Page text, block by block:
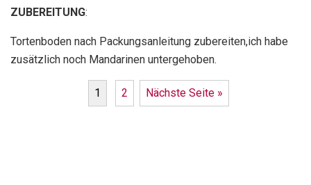
ZUBEREITUNG:
Tortenboden nach Packungsanleitung zubereiten,ich habe
zusätzlich noch Mandarinen untergehoben.
1 2 Nächste Seite »